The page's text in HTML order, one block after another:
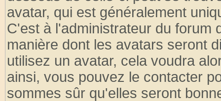
avatar, qui est généralement
C'est à l'administrateur du forum
manière dont les avatars seront
utilisez un avatar, cela voudra
ainsi, vous pouvez le contacter
sommes sûr qu'elles seront